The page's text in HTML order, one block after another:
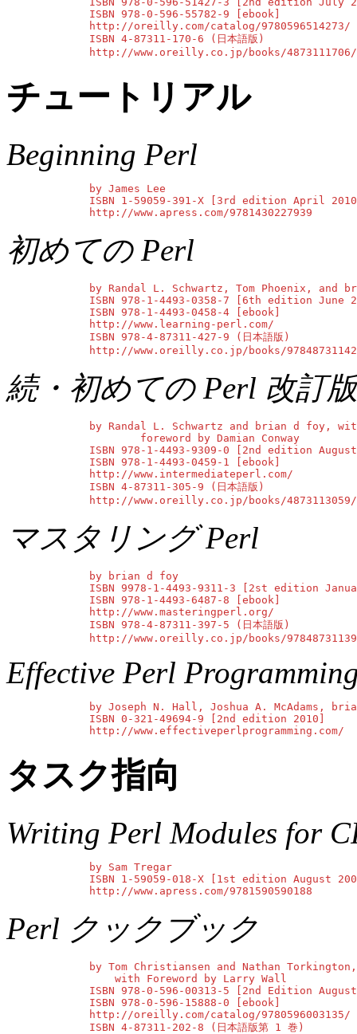
        ISBN 978-0-596-55782-9 [ebook]
        http://oreilly.com/catalog/9780596514273/
        ISBN 4-87311-170-6 (日本語版)
        http://www.oreilly.co.jp/books/4873111706/
チュートリアル
Beginning Perl
        by James Lee
ISBN 1-59059-391-X [3rd edition April
        http://www.apress.com/9781430227939
初めての Perl
by Randal L. Schwartz, Tom Phoenix, and
ISBN 978-1-4493-0358-7 [6th edition June
        ISBN 978-1-4493-0458-4 [ebook]
        http://www.learning-perl.com/
        ISBN 978-4-87311-427-9 (日本語版)
http://www.oreilly.co.jp/books/
続・初めての Perl 改訂版
by Randal L. Schwartz and brian d foy,
                foreword by Damian Conway
ISBN 978-1-4493-9309-0 [2nd edition
        ISBN 978-1-4493-0459-1 [ebook]
        http://www.intermediateperl.com/
        ISBN 4-87311-305-9 (日本語版)
        http://www.oreilly.co.jp/books/4873113059/
マスタリング Perl
        by brian d foy
ISBN 9978-1-4493-9311-3 [2st edition
        ISBN 978-1-4493-6487-8 [ebook]
        http://www.masteringperl.org/
        ISBN 978-4-87311-397-5 (日本語版)
http://www.oreilly.co.jp/books/
Effective Perl
by Joseph N. Hall, Joshua A. McAdams,
        ISBN 0-321-49694-9 [2nd edition 2010]
        http://www.effectiveperlprogramming.com/
タスク指向
Writing Perl Modules for
        by Sam Tregar
ISBN 1-59059-018-X [1st edition August
        http://www.apress.com/9781590590188
Perl クックブック
        by Tom Christiansen and Nathan Torkington,
            with Foreword by Larry Wall
ISBN 978-0-596-00313-5 [2nd Edition
        ISBN 978-0-596-15888-0 [ebook]
        http://oreilly.com/catalog/9780596003135/
        ISBN 4-87311-202-8 (日本語版第 1 巻)